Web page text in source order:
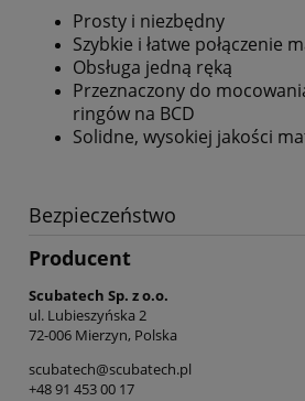
Prosty i niezbędny
Szybkie i łatwe połączenie
Obsługa jedną ręką
Przeznaczony do
ringów na BCD
Solidne, wysokiej jakości
Bezpieczeństwo
Producent
Scubatech Sp. z o.o.
ul. Lubieszyńska 2
72-006 Mierzyn, Polska
scubatech@scubatech.pl
+48 91 453 00 17